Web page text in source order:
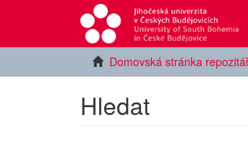
Domovská stránka
Hledat